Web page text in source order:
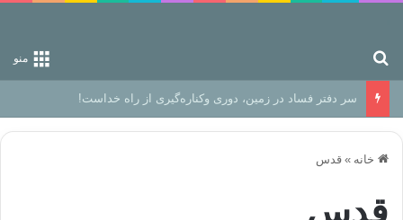
منو
رهایی از زندانِ اوهام
خانه » قدس